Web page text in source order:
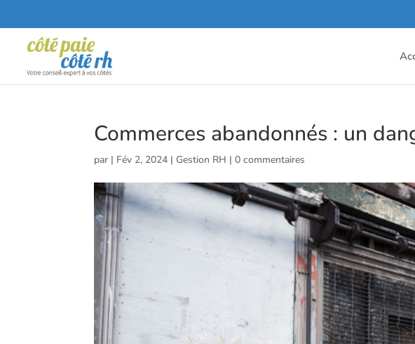
Commerces abandonnés : un
par | Fév 2, 2024 | Gestion RH |0 commentaires